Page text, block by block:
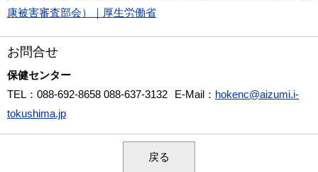
康被害審査部会）｜厚生労働省
お問合せ
保健センター
TEL ：088-692-8658 088-637-3132 E-Mail ： hokenc@aizumi.i-
tokushima.jp
戻る